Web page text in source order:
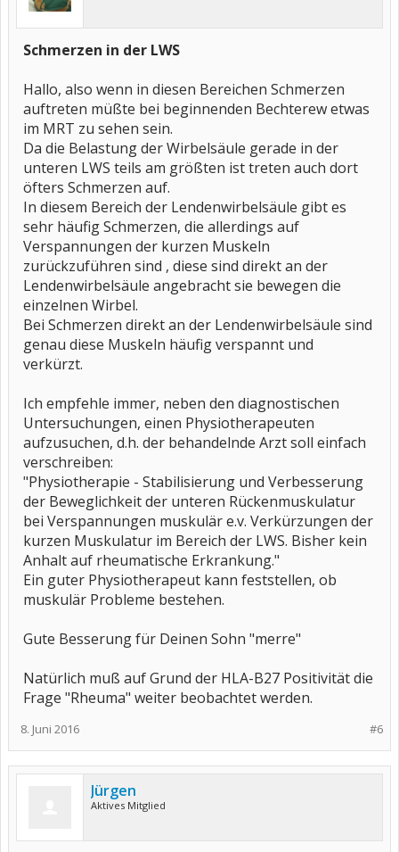
Jürgen
Schmerzen in der LWS
Hallo, also wenn in diesen Bereichen Schmerzen
auftreten müßte bei beginnenden Bechterew etwas
im MRT zu sehen sein.
Da die Belastung der Wirbelsäule gerade in der
unteren LWS teils am größten ist treten auch dort
öfters Schmerzen auf.
In diesem Bereich der Lendenwirbelsäule gibt es
sehr häufig Schmerzen, die allerdings auf
Verspannungen der kurzen Muskeln
zurückzuführen sind , diese sind direkt an der
Lendenwirbelsäule angebracht sie bewegen die
einzelnen Wirbel.
Bei Schmerzen direkt an der Lendenwirbelsäule sind
genau diese Muskeln häufig verspannt und
verkürzt.
Ich empfehle immer, neben den diagnostischen
Untersuchungen, einen Physiotherapeuten
aufzusuchen, d.h. der behandelnde Arzt soll einfach
verschreiben:
"Physiotherapie - Stabilisierung und Verbesserung
der Beweglichkeit der unteren Rückenmuskulatur
bei Verspannungen muskulär e.v. Verkürzungen der
kurzen Muskulatur im Bereich der LWS. Bisher kein
Anhalt auf rheumatische Erkrankung."
Ein guter Physiotherapeut kann feststellen, ob
muskulär Probleme bestehen.
Gute Besserung für Deinen Sohn "merre"
Natürlich muß auf Grund der HLA-B27 Positivität die
Frage "Rheuma" weiter beobachtet werden.
#6
8. Juni 2016
Jürgen
Aktives Mitglied